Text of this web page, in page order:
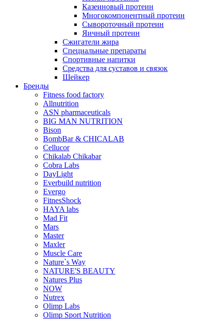
Казеиновый протеин
Многокомпонентный протеин
Сывороточный протеин
Яичный протеин
Сжигатели жира
Специальные препараты
Спортивные напитки
Средства для суставов и связок
Шейкер
Бренды
Fitness food factory
Allnutrition
ASN pharmaceuticals
BIG MAN NUTRITION
Bison
BombBar & CHICALAB
Cellucor
Chikalab Chikabar
Cobra Labs
DayLight
Everbuild nutrition
Evergo
FitnesShock
HAYA labs
Mad Fit
Mars
Master
Maxler
Muscle Care
Nature`s Way
NATURE'S BEAUTY
Natures Plus
NOW
Nutrex
Olimp Labs
Olimp Sport Nutrition